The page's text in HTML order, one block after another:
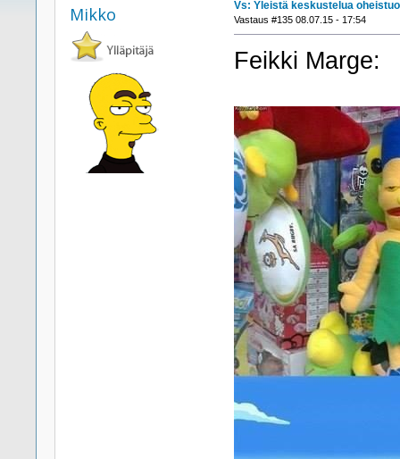
Mikko Vs: Yleistä keskustelua
Vastaus #135 08.07.15 - 17:54
Feikki Marge: